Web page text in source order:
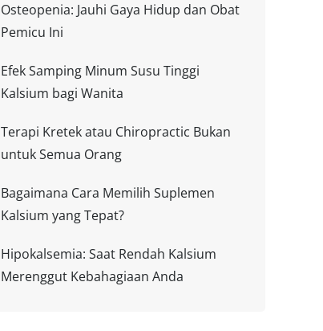
Osteopenia: Jauhi Gaya Hidup dan Obat
Pemicu Ini
Efek Samping Minum Susu Tinggi
Kalsium bagi Wanita
Terapi Kretek atau Chiropractic Bukan
untuk Semua Orang
Bagaimana Cara Memilih Suplemen
Kalsium yang Tepat?
Hipokalsemia: Saat Rendah Kalsium
Merenggut Kebahagiaan Anda